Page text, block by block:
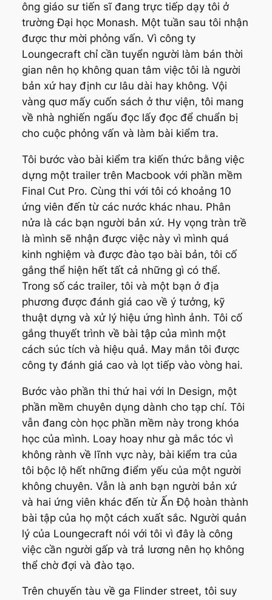
ông giáo sư tiến sĩ đang trực tiếp dạy tôi ở
trường Đại học Monash. Một tuần sau tôi nhận
được thư mời phỏng vấn. Vì công ty
Loungecraft chỉ cần tuyển người làm bán thời
gian nên họ không quan tâm việc tôi là người
bản xứ hay định cư lâu dài hay không. Vội
vàng quơ mấy cuốn sách ở thư viện, tôi mang
về nhà nghiến ngấu đọc lấy đọc để chuẩn bị
cho cuộc phỏng vấn và làm bài kiểm tra.
Tôi bước vào bài kiểm tra kiến thức bằng việc
dựng một trailer trên Macbook với phần mềm
Final Cut Pro. Cùng thi với tôi có khoảng 10
ứng viên đến từ các nước khác nhau. Phân
nửa là các bạn người bản xứ. Hy vọng tràn trề
là mình sẽ nhận được việc này vì mình quá
kinh nghiệm và được đào tạo bài bản, tôi cố
gắng thể hiện hết tất cả những gì có thể.
Trong số các trailer, tôi và một bạn ở địa
phương được đánh giá cao về ý tưởng, kỹ
thuật dựng và xử lý hiệu ứng hình ảnh. Tôi cố
gắng thuyết trình về bài tập của mình một
cách súc tích và hiệu quả. May mắn tôi được
công ty đánh giá cao và lọt tiếp vào vòng hai.
Bước vào phần thi thứ hai với In Design, một
phần mềm chuyên dụng dành cho tạp chí. Tôi
vẫn đang còn học phần mềm này trong khóa
học của mình. Loay hoay như gà mắc tóc vì
không rành về lĩnh vực này, bài kiểm tra của
tôi bộc lộ hết những điểm yếu của một người
không chuyên. Vẫn là anh bạn người bản xứ
và hai ứng viên khác đến từ Ấn Độ hoàn thành
bài tập của họ một cách xuất sắc. Người quản
lý của Loungecraft nói với tôi vì đây là công
việc cần người gấp và trả lương nên họ không
thể chờ đợi và đào tạo.
Trên chuyến tàu về ga Flinder street, tôi suy